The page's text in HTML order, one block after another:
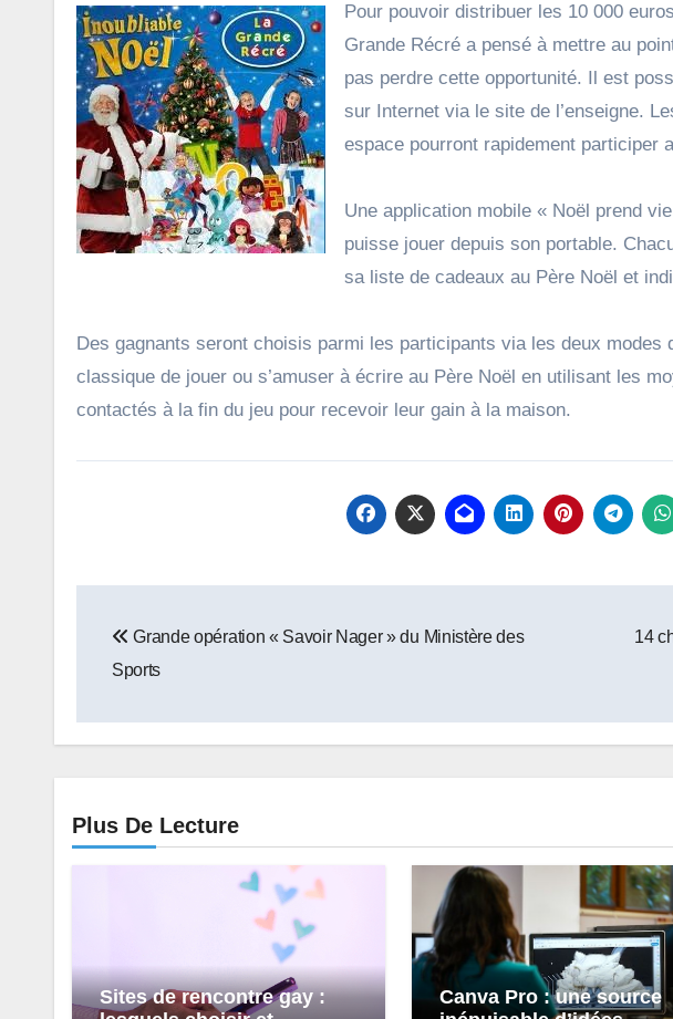
Pour pouvoir distribuer les 10 000
Grande Récré a pensé à mettre au
pas perdre cette opportunité. Il est
sur Internet via le site de l’enseigne.
espace pourront rapidement participer
Une application mobile « Noël prend
puisse jouer depuis son portable.
sa liste de cadeaux au Père Noël et
Des gagnants seront choisis parmi les participants via les deux
classique de jouer ou s’amuser à écrire au Père Noël en utilisant les
contactés à la fin du jeu pour recevoir leur gain à la maison.
de
Grande opération « Savoir Nager » du Ministère des
Sports
14
Plus De Lecture
Sites de rencontre gay :
Canva Pro : une source